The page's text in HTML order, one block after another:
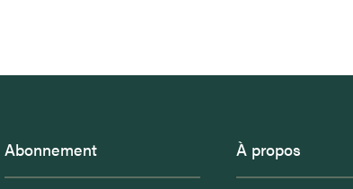
Abonnement À propos